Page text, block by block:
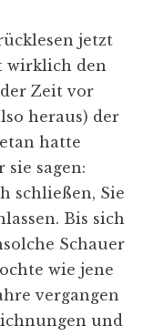
jetzt
wirklich den
Zeit vor
heraus) der
hatte
sie sagen:
schließen, Sie
Bis sich
Schauer
wie jene
vergangen
und